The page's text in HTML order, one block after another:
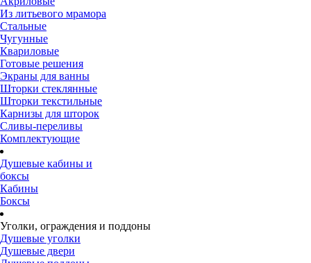
Из литьевого мрамора
Стальные
Чугунные
Квариловые
Готовые решения
Экраны для ванны
Шторки стеклянные
Шторки текстильные
Карнизы для шторок
Сливы-переливы
Комплектующие
Душевые кабины и
боксы
Кабины
Боксы
Уголки, ограждения и поддоны
Душевые уголки
Душевые двери